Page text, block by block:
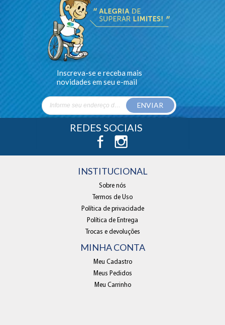
Inscreva-se e receba mais
novidades em seu e-mail
ENVIAR
REDES SOCIAIS
INSTITUCIONAL
Sobre nós
Termos de Uso
Política de privacidade
Política de Entrega
Trocas e devoluções
MINHA CONTA
Meu Cadastro
Meus Pedidos
Meu Carrinho